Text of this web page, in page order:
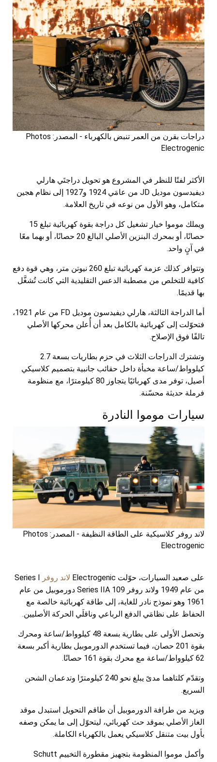
دراجات بقرن من العمر تنبض بالكهرباء - المصدر: Photos
Electrogenic
الأكثر لفتًا للنظر في المشروع هو تحويل دراجتَي هارلي
ديفيدسون موديل JD من عامَي 1924 و1927 إلى نظام هجين
متكامل، وهو الأول من نوعه في تاريخ العلامة.
ويملك موموا خيار تشغيل كل دراجة بقوة كهربائية تبلغ 15
حصانًا، أو بمحرك البنزين الأصلي البالغ 20 حصانًا، أو بهما معًا
في آنٍ واحد.
وتتوافر كذلك عزمة كهربائية تبلغ 260 نيوتن متر، وهي قوة دفع
كافية للتخلص من مصطبة الدعس التقليدية التي كانت تُشغَّل
بها قديمًا.
أما الدراجة الثالثة، هارلي ديفيدسون موديل FD من عام 1921،
فتحوّلت إلى كهربائية بالكامل بعد أن أُعلن محركها الأصلي
تالفًا فوق الإصلاح.
وتشترك الدراجات الثلاث في حزم بطاريات بسعة 2.7
كيلوواط/ساعة مخبأة داخل حقائب جانبية بتصميم كلاسيكي
أصيل، توفر مدى كهربائيًا يتجاوز 80 كيلومترًا، مع منظومة
فرملة حديثة محسّنة.
سيارات موموا النادرة
لاند روفر كلاسيكية على الطاقة النظيفة - المصدر: Photos
Electrogenic
على صعيد السيارات، حوّلت Electrogenic لاند روفر
Series I
من عام 1949 ولاند روفر Series IIA 109 دورموبيل من عام
1961 وهو نموذج نادر للغاية، إلى طاقة كهربائية خالصة مع
الحفاظ على نظامَي الدفع الرباعي وناقلَي الحركة الأصليين.
وتحصل الأولى على بطارية بسعة 48 كيلوواط/ساعة ومحرك
بقوة 201 حصان، فيما تستخدم الدورموبيل بطارية أكبر بسعة
62 كيلوواط/ساعة مع محرك بقوة 161 حصانًا.
وتقدّم كلتاهما مدىً يبلغ نحو 240 كيلومترًا وتدعمان الشحن
السريع.
ويزيد من طرافة الدورموبيل أن طاقم التحويل استبدل موقد
الغاز الأصلي بموقد حث كهربائي، ليتحوّل إلى ما يمكن وصفه
بأول بيت متنقل كلاسيكي يعمل بالكهرباء الكاملة.
وأكمل موموا المنظومة بتجهيز مقطورة التخييم Schutt